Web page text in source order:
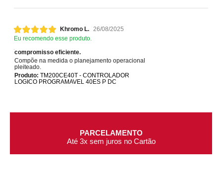
Khromo L. 26/08/2025
Eu recomendo esse produto.
compromisso eficiente.
Compõe na medida o planejamento operacional
pleiteado.
Produto: TM200CE40T - CONTROLADOR
LOGICO PROGRAMAVEL 40ES P DC
PARCELAMENTO
Até 3x sem juros no Cartão